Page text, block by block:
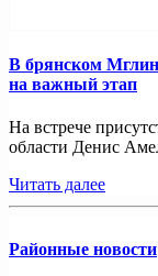
В брянском
на важный этап
На встрече
области Денис
Читать далее
Районные новости